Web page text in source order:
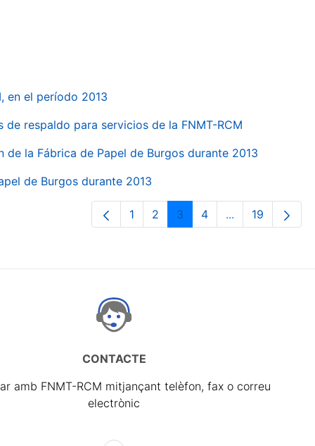
en el período 2013
respaldo para servicios de la FNMT-RCM
la Fábrica de Papel de Burgos durante 2013
de Burgos durante 2013
Pàgina
1 Pàgina
2 Pàgina
3 Pàgina
4 ...PàginesPàgina
19
CONTACTE
amb FNMT-RCM mitjançant telèfon, fax o correu
electrònic